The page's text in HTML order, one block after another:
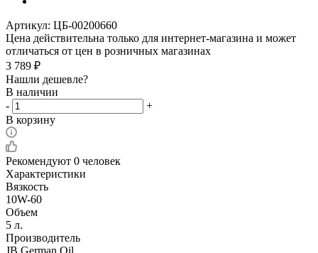
Артикул: ЦБ-00200660
Цена действительна только для интернет-магазина и может
отличаться от цен в розничных магазинах
3 789 ₽
Нашли дешевле?
В наличии
-
+
В корзину
Рекомендуют 0 человек
Характеристики
Вязкость
10W-60
Объем
5 л.
Производитель
JB German Oil